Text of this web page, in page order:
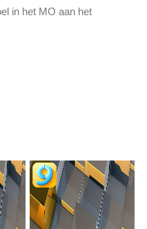
in het MO aan het